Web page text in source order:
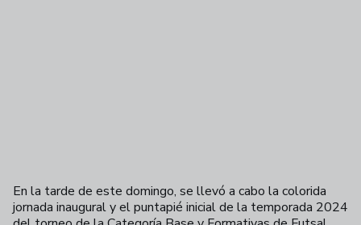
En la tarde de este domingo, se llevó a cabo la colorida
jornada inaugural y el puntapié inicial de la temporada 2024